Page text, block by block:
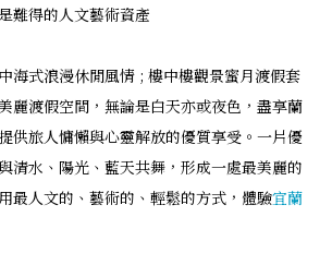
難得的人文藝術資產
海式浪漫休閒風情 ; 樓中樓觀景蜜月渡假套
麗渡假空間，無論是白天亦或夜色，盡享蘭
供旅人慵懶與心靈解放的優質享受。一片優
清水、陽光、藍天共舞，形成一處最美麗的
最人文的、藝術的、輕鬆的方式，體驗宜蘭